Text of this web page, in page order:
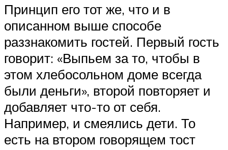
Принцип его тот же, что и в
описанном выше способе
раззнакомить гостей. Первый гость
говорит: «Выпьем за то, чтобы в
этом хлебосольном доме всегда
были деньги», второй повторяет и
добавляет что-то от себя.
Например, и смеялись дети. То
есть на втором говорящем тост